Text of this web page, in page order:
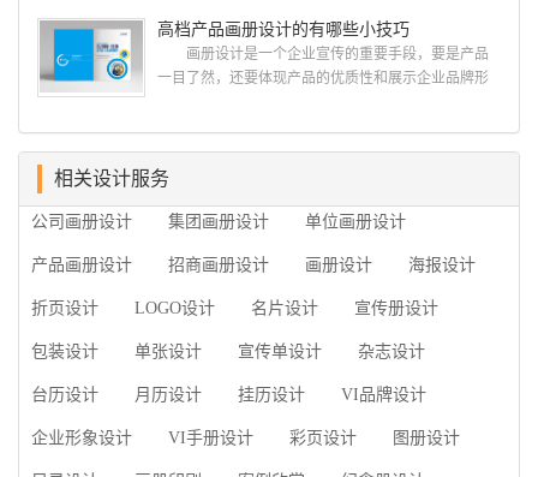
广的专业...
司，怎么制作高级企业画册?高级画册设计公司 如
何选择高级画册设计公司 首先是员工的能力是否
过硬。这包括调研人员观察捕捉信息、与企业顺利沟
练掌握制作软件，深谙画册设...
高档产品画册设计的有哪些小技巧
画册设计是一个企业宣传的重要手段，要是产品
一目了然，还要体现产品的优质性和展示企业品牌形
产品画册设计要注重企业文化，引起客户关注 现
在企业都在使用产品画册来进行市场宣传，高档产品
个成功的高档产品画册设计，能够将一个公司的企业
相关设计服务
公司画册设计 集团画册设计 单位画册设计
产品画册设计 招商画册设计 画册设计 海报设计
折页设计 LOGO设计 名片设计 宣传册设计
包装设计 单张设计 宣传单设计 杂志设计
台历设计 月历设计 挂历设计 VI品牌设计
企业形象设计 VI手册设计 彩页设计 图册设计